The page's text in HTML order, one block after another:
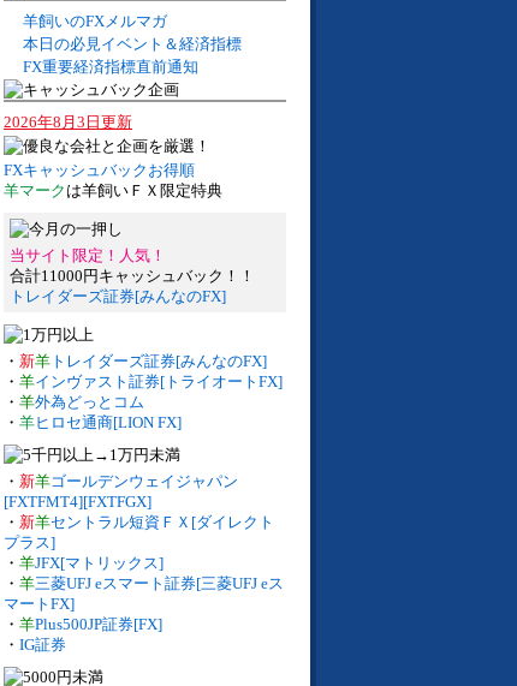
羊飼いのFXメルマガ
本日の必見イベント＆経済指標
FX重要経済指標直前通知
2026年8月3日更新
FXキャッシュバックお得順
羊マーク は羊飼いＦＸ限定特典
当サイト限定！人気！
合計11000円キャッシュバック！！
トレイダーズ証券[みんなのFX]
・ 新羊 トレイダーズ証券[みんなのFX]
・ 羊インヴァスト証券[トライオートFX]
・ 羊外為どっとコム
・ 羊ヒロセ通商[LION FX]
・ 新羊ゴールデンウェイジャパン
[FXTFMT4][FXTFGX]
・ 新羊セントラル短資ＦＸ[ダイレクト
プラス]
・ 羊JFX[マトリックス]
・ 羊三菱UFJ eスマート証券[三菱UFJ eス
マートFX]
・ 羊Plus500JP証券[FX]
・ IG証券